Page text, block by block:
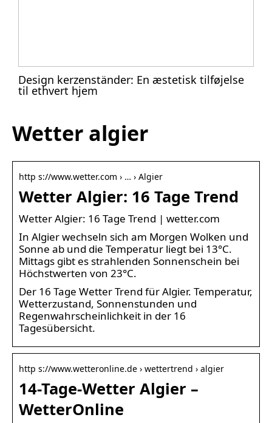
Design kerzenständer: En æstetisk tilføjelse
til ethvert hjem
Wetter algier
http s://www.wetter.com › … › Algier
Wetter Algier: 16 Tage Trend
Wetter Algier: 16 Tage Trend | wetter.com
In Algier wechseln sich am Morgen Wolken und
Sonne ab und die Temperatur liegt bei 13°C.
Mittags gibt es strahlenden Sonnenschein bei
Höchstwerten von 23°C.
Der 16 Tage Wetter Trend für Algier. Temperatur,
Wetterzustand, Sonnenstunden und
Regenwahrscheinlichkeit in der 16
Tagesübersicht.
http s://www.wetteronline.de › wettertrend › algier
14-Tage-Wetter Algier –
WetterOnline